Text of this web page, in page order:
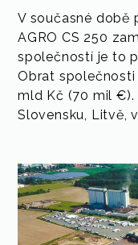
V současné době
AGRO CS 250
společností je to
Obrat společnosti
mld Kč (70 mil
Slovensku, Litvě,